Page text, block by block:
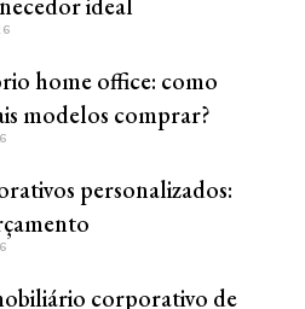
home office: como
modelos comprar?
personalizados:
corporativo de